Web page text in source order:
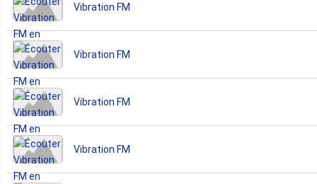
Vibration FM
Vibration FM
Vibration FM
Vibration FM